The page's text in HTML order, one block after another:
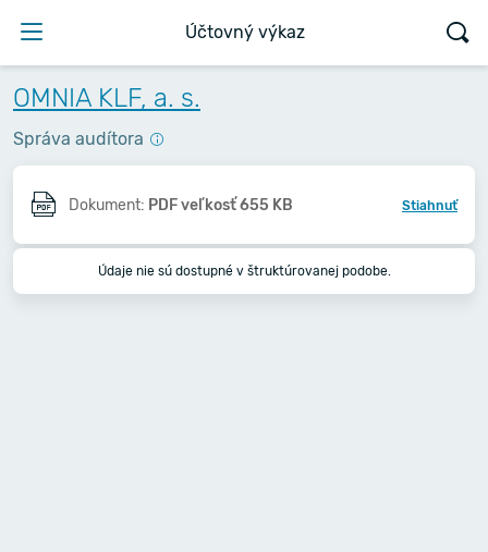
Účtovný výkaz
OMNIA KLF, a. s.
Správa audítora
Dokument: PDF veľkosť 655 KB Stiahnuť
Údaje nie sú dostupné v štruktúrovanej podobe.